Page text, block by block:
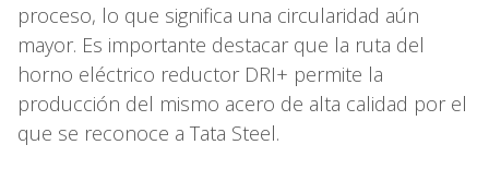
proceso, lo que significa una circularidad aún
mayor. Es importante destacar que la ruta del
horno eléctrico reductor DRI+ permite la
producción del mismo acero de alta calidad por el
que se reconoce a Tata Steel.